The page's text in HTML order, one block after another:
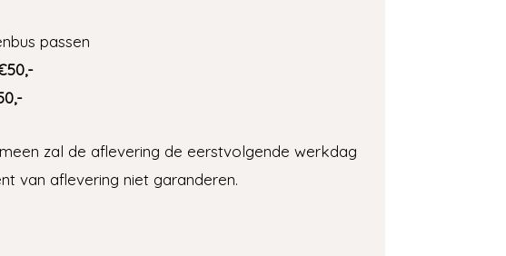
passen
zal de aflevering de eerstvolgende werkdag
van aflevering niet garanderen.